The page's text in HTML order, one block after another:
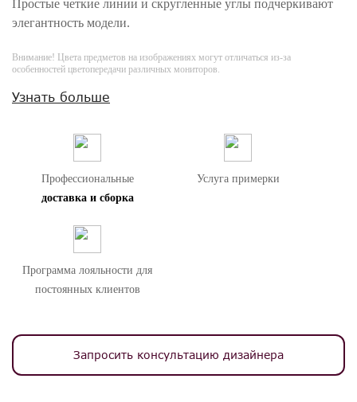
Простые четкие линии и скругленные углы подчеркивают
элегантность модели.
Внимание! Цвета предметов на изображениях могут отличаться из-за
особенностей цветопередачи различных мониторов.
Узнать больше
Профессиональные
доставка и сборка
Услуга примерки
Программа лояльности для
постоянных клиентов
Запросить консультацию дизайнера